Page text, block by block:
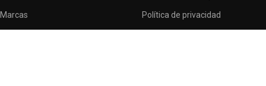
Marcas Política de privacidad